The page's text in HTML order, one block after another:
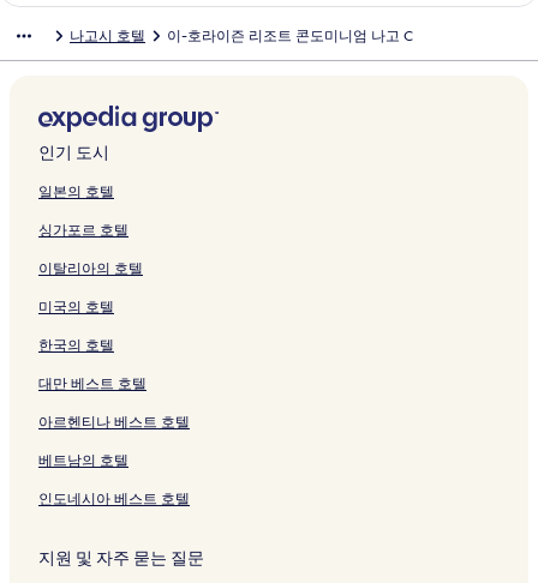
크
는
링
o
&
S
p
a
이
를
여
는
링
는
링
u
K
S
t
a
페
지
를
여
는
크
페
이
여
는
링
크
n
y
C
o
l
i
P
r
e
m
u
페
지
를
여
링
지
를
링
크
페
이
여
는
링
크
&
l
l
a
s
이
를
여
는
링
n
y
C
l
u
페
지
를
여
는
크
r
t
t
O
k
n
w
a
R
e
o
t
이
지
를
는
o
O
k
i
n
w
페
이
지
를
는
크
r
e
페
이
지
여
링
크
l
W
e
l
l
e
s
T
h
a
a
s
A
t
B
s
O
L
Y
A
N
A
U
O
K
I
A
A
A
P
A
페
f
n
O
k
i
a
a
페
이
지
여
링
e
O
k
i
n
w
K
o
u
k
B
a
h
페
이
를
i
V
i
l
l
S
m
u
i
d
페
지
여
는
링
a
i
n
a
w
페
지
를
여
는
크
N
a
y
a
m
페
지
를
여
는
크
나고시 호텔 이-호라이즌 리조트 콘도미니엄 나고 C
인기 도시
일본의 호텔
싱가포르 호텔
이탈리아의 호텔
미국의 호텔
한국의 호텔
대만 베스트 호텔
아르헨티나 베스트 호텔
베트남의 호텔
인도네시아 베스트 호텔
지원 및 자주 묻는 질문